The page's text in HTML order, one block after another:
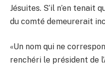
Jésuites. S’il n’en tenait
du comté demeurerait
«Un nom qui ne
renchéri le président de